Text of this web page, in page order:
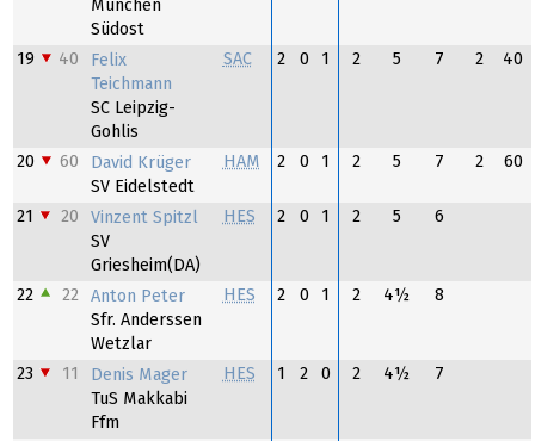
München
Südost
19 40
Felix
Teichmann
SC Leipzig-
Gohlis
SAC 2 0 1 2 5 7 2 40
20 60
David Krüger
SV Eidelstedt
HAM 2 0 1 2 5 7 2 60
21 20
Vinzent Spitzl
SV
Griesheim(DA)
HES 2 0 1 2 5 6
22 22
Anton Peter
Sfr. Anderssen
Wetzlar
HES 2 0 1 2 4½ 8
23 11
Denis Mager
TuS Makkabi
Ffm
HES 1 2 0 2 4½ 7